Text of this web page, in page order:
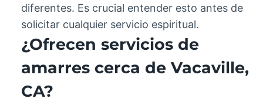
diferentes. Es crucial entender esto antes de
solicitar cualquier servicio espiritual.
¿Ofrecen servicios de
amarres cerca de Vacaville,
CA?